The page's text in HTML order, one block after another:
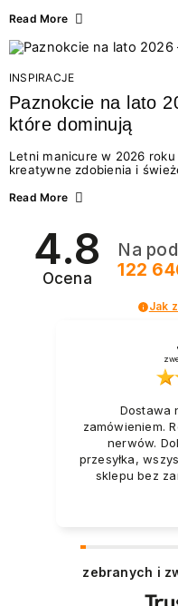
doświadczenia wakacji – od
Motywem przewodnim jest
letnich momentów. Z tej
wyjątkowego: wielki
najgorętszych trendów w...
Read More
INSPIRACJE
Paznokcie na lato
które dominują
Letni manicure w 2026
kreatywne zdobienia i
zarówno energetycznych
2026? Znajdź inspirację dla
Read More
4.8
Ocena
Na
122
Jak
Dostawa
zamówieniem.
nerwów.
przesyłka,
sklepu bez
została
zebranych i